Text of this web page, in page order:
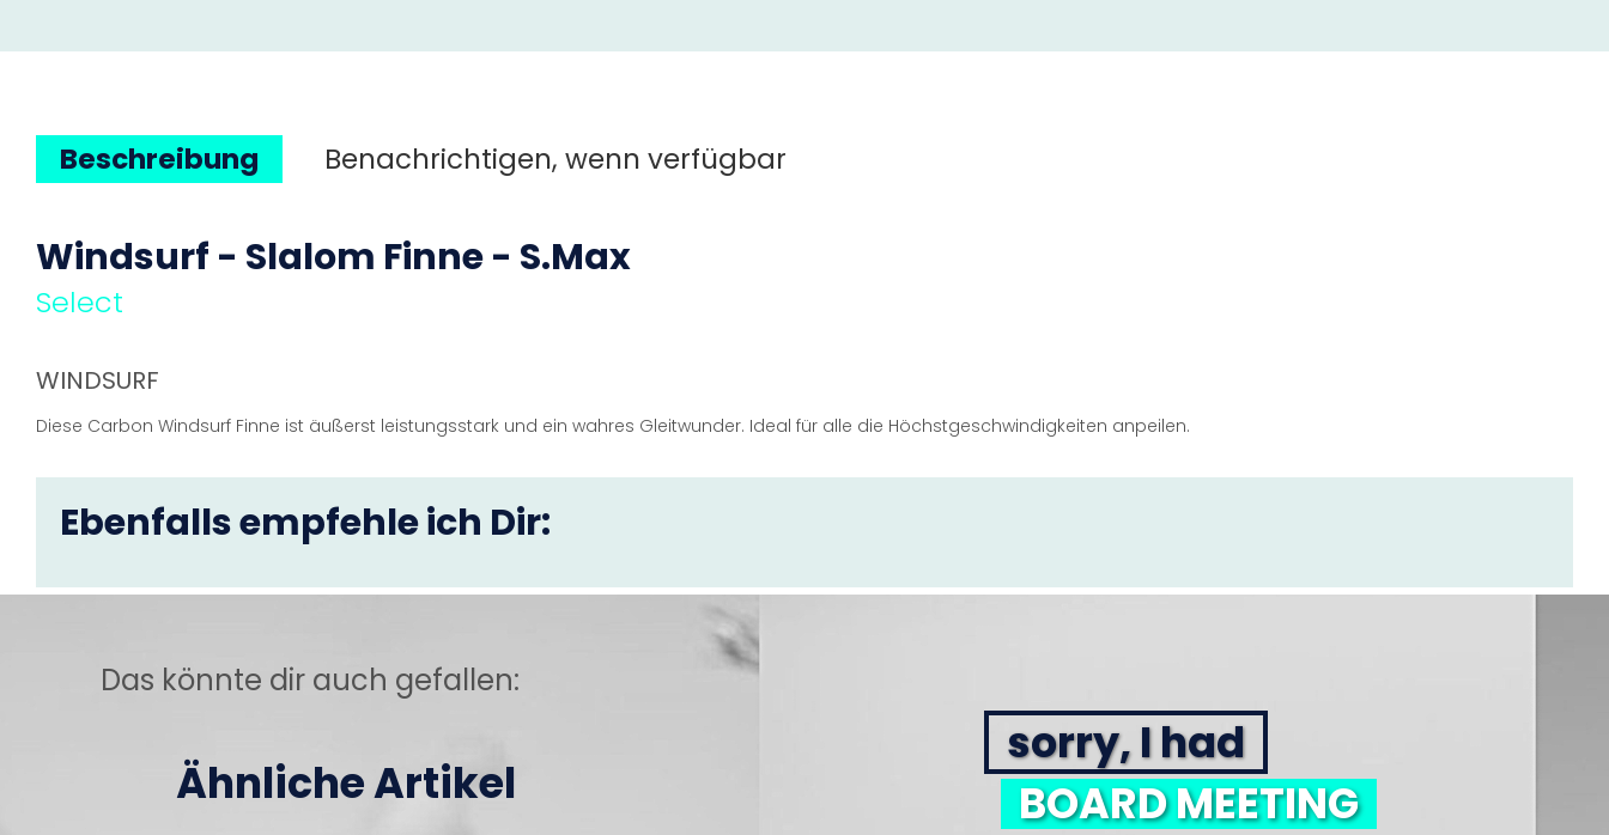
Beschreibung Benachrichtigen, wenn verfügbar
Windsurf - Slalom Finne - S.Max
Select
WINDSURF
Diese Carbon Windsurf Finne ist äußerst leistungsstark und ein wahres Gleitwunder. Ideal für alle die Höchstgeschwindigkeiten anpeilen.
Ebenfalls empfehle ich Dir:
Das könnte dir auch gefallen:
Ähnliche Artikel
sorry, I had
BOARD MEETING